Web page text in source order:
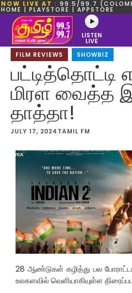
NOW LIVE AT : 99.5/99.7
HOME | PLAYSTORE | APPSTORE
LISTEN
LIVE
FILM REVIEWS
SHOWBIZ
பட்டித்தொட்டி
மிரள வைத்த
தாத்தா!
JULY 17, 2024 TAMIL FM
28 ஆண்டுகள் கழித்து பல
உலகளவில் வெளியாகியுள்ள